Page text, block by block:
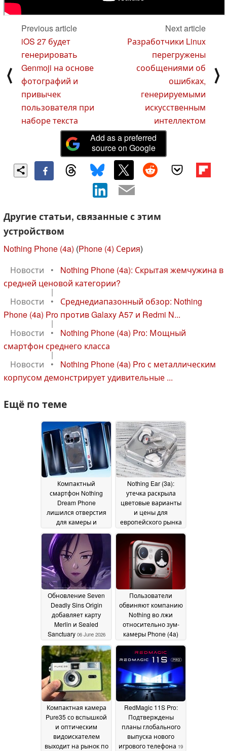
⟨
Previous article
iOS 27 будет
генерировать
Genmoji на основе
фотографий и
привычек
пользователя при
наборе текста
Next article
Разработчики Linux
перегружены
сообщениями об
ошибках,
генерируемыми
искусственным
интеллектом
⟩
Add as a preferred
source on Google
Другие статьи, связанные с этим
устройством
Nothing Phone (4a) (Phone (4) Серия)
Новости
•
Nothing Phone (4a): Скрытая жемчужина в
средней ценовой категории?
|
Новости
•
Среднедиапазонный обзор: Nothing
Phone (4a) Pro против Galaxy A57 и Redmi N...
|
Новости
•
Nothing Phone (4a) Pro: Мощный
смартфон среднего класса
|
Новости
•
Nothing Phone (4a) Pro с металлическим
корпусом демонстрирует удивительные ...
Ещё по теме
Компактный
смартфон Nothing
Dream Phone
лишился отверстия
для камеры и
камеры23 June 2026
Nothing Ear (3a):
утечка раскрыла
цветовые варианты
и цены для
европейского рынка
12 June 2026
Обновление Seven
Deadly Sins Origin
добавляет карту
Merlin и Sealed
Sanctuary 06 June 2026
Пользователи
обвиняют компанию
Nothing во лжи
относительно зум-
камеры Phone (4a)
28 May 2026
Компактная камера
Pure35 со вспышкой
и оптическим
видоискателем
выходит на рынок по
RedMagic 11S Pro:
Подтверждены
планы глобального
выпуска нового
игрового телефона 19